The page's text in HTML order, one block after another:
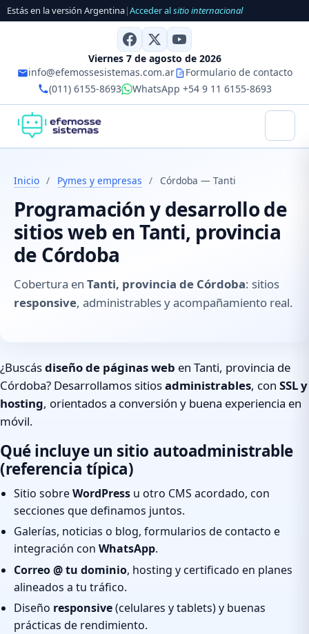
Estás en la versión Argentina|Acceder alsitio internacional
Viernes 7 de agosto de 2026
info@efemossesistemas.com.ar
Formulario de contacto
(011) 6155-8693
WhatsApp +54 9 11 6155-8693
Inicio / Pymes y empresas / Córdoba — Tanti
Programación y desarrollo de
sitios web en Tanti, provincia
de Córdoba
Cobertura en Tanti, provincia de Córdoba: sitios
responsive, administrables y acompañamiento real.
¿Buscásdiseño de páginas web en Tanti, provincia de
Córdoba? Desarrollamos sitiosadministrables, con SSL y
hosting, orientados a conversión y buena experiencia en
móvil.
Qué incluye un sitio autoadministrable
(referencia típica)
Sitio sobreWordPress u otro CMS acordado, con
secciones que definamos juntos.
Galerías, noticias o blog, formularios de contacto e
integración con WhatsApp.
Correo @ tu dominio, hosting y certificado en planes
alineados a tu tráfico.
Diseño responsive(celulares y tablets) y buenas
prácticas de rendimiento.